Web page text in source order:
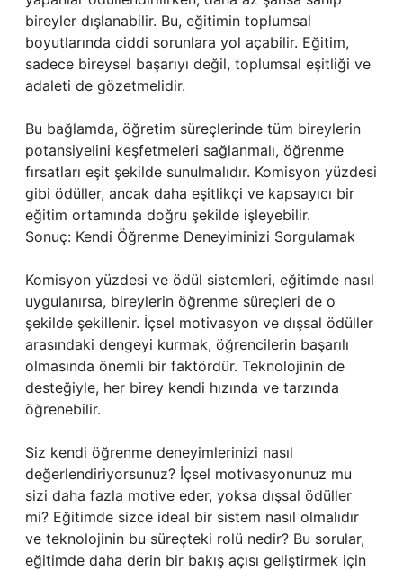
bireyler dışlanabilir. Bu, eğitimin toplumsal
boyutlarında ciddi sorunlara yol açabilir. Eğitim,
sadece bireysel başarıyı değil, toplumsal eşitliği ve
adaleti de gözetmelidir.
Bu bağlamda, öğretim süreçlerinde tüm bireylerin
potansiyelini keşfetmeleri sağlanmalı, öğrenme
fırsatları eşit şekilde sunulmalıdır. Komisyon yüzdesi
gibi ödüller, ancak daha eşitlikçi ve kapsayıcı bir
eğitim ortamında doğru şekilde işleyebilir.
Sonuç: Kendi Öğrenme Deneyiminizi Sorgulamak
Komisyon yüzdesi ve ödül sistemleri, eğitimde nasıl
uygulanırsa, bireylerin öğrenme süreçleri de o
şekilde şekillenir. İçsel motivasyon ve dışsal ödüller
arasındaki dengeyi kurmak, öğrencilerin başarılı
olmasında önemli bir faktördür. Teknolojinin de
desteğiyle, her birey kendi hızında ve tarzında
öğrenebilir.
Siz kendi öğrenme deneyimlerinizi nasıl
değerlendiriyorsunuz? İçsel motivasyonunuz mu
sizi daha fazla motive eder, yoksa dışsal ödüller
mi? Eğitimde sizce ideal bir sistem nasıl olmalıdır
ve teknolojinin bu süreçteki rolü nedir? Bu sorular,
eğitimde daha derin bir bakış açısı geliştirmek için